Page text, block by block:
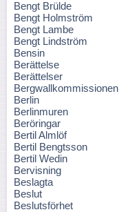
Bengt Brülde
Bengt Holmström
Bengt Lambe
Bengt Lindström
Bensin
Berättelse
Berättelser
Bergwallkommissionen
Berlin
Berlinmuren
Beröringar
Bertil Almlöf
Bertil Bengtsson
Bertil Wedin
Bervisning
Beslagta
Beslut
Beslutsförhet